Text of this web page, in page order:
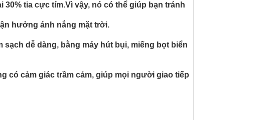
tia cực tím.Vì vậy, nó có thể giúp bạn tránh
hưởng ánh nắng mặt trời.
dễ dàng, bằng máy hút bụi, miếng bọt biển
có cảm giác trầm cảm, giúp mọi người giao tiếp